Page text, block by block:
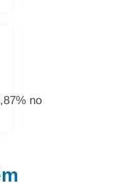
no